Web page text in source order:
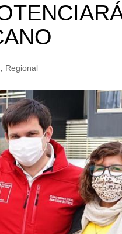
, Regional